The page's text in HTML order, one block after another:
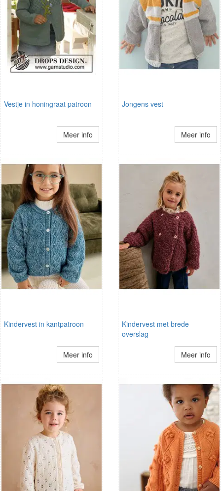
Vestje in honingraat patroon
Meer info
Jongens vest
Meer info
Kindervest in kantpatroon
Meer info
Kindervest met brede
overslag
Meer info